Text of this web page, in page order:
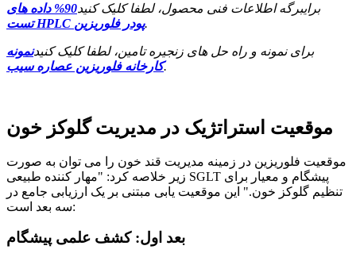
برایبرگه اطلاعات فنی محصول، لطفا کلیک کنید
90% داده های
تست HPLC پودر فلوریزین.
برای نمونه و راه حل های زنجیره تامین، لطفا کلیک کنیدنمونه
کارخانه فلوریزین عصاره سیب.
موقعیت استراتژیک در مدیریت گلوکز خون
موقعیت فلوریزین در زمینه مدیریت قند خون را می توان به صورت
زیر خلاصه کرد: "مهار کننده طبیعی SGLT پیشگام و معیار برای
تنظیم گلوکز خون." این موقعیت یابی مبتنی بر یک ارزیابی جامع در
سه بعد است:
بعد اول: کشف علمی پیشگام